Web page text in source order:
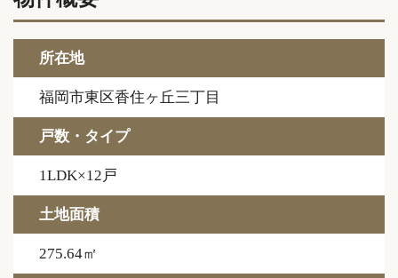
所在地
福岡市東区香住ヶ丘三丁目
戸数・タイプ
1LDK×12戸
土地面積
275.64㎡